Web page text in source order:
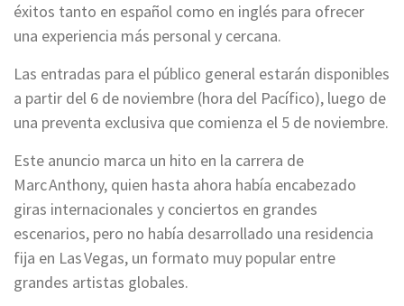
éxitos tanto en español como en inglés para ofrecer
una experiencia más personal y cercana.
Las entradas para el público general estarán disponibles
a partir del 6 de noviembre (hora del Pacífico), luego de
una preventa exclusiva que comienza el 5 de noviembre.
Este anuncio marca un hito en la carrera de
Marc Anthony, quien hasta ahora había encabezado
giras internacionales y conciertos en grandes
escenarios, pero no había desarrollado una residencia
fija en Las Vegas, un formato muy popular entre
grandes artistas globales.